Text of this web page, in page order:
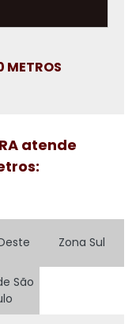
METROS
atende
Zona Sul
São